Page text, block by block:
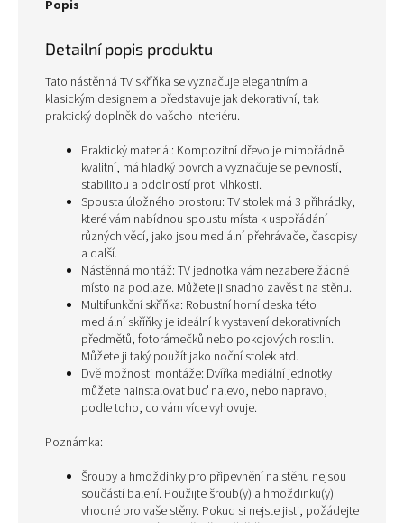
Popis
Detailní popis produktu
Tato nástěnná TV skříňka se vyznačuje elegantním a
klasickým designem a představuje jak dekorativní, tak
praktický doplněk do vašeho interiéru.
Praktický materiál: Kompozitní dřevo je mimořádně
kvalitní, má hladký povrch a vyznačuje se pevností,
stabilitou a odolností proti vlhkosti.
Spousta úložného prostoru: TV stolek má 3 přihrádky,
které vám nabídnou spoustu místa k uspořádání
různých věcí, jako jsou mediální přehrávače, časopisy
a další.
Nástěnná montáž: TV jednotka vám nezabere žádné
místo na podlaze. Můžete ji snadno zavěsit na stěnu.
Multifunkční skříňka: Robustní horní deska této
mediální skříňky je ideální k vystavení dekorativních
předmětů, fotorámečků nebo pokojových rostlin.
Můžete ji taký použít jako noční stolek atd.
Dvě možnosti montáže: Dvířka mediální jednotky
můžete nainstalovat buď nalevo, nebo napravo,
podle toho, co vám více vyhovuje.
Poznámka:
Šrouby a hmoždinky pro připevnění na stěnu nejsou
součástí balení. Použijte šroub(y) a hmoždinku(y)
vhodné pro vaše stěny. Pokud si nejste jisti, požádejte